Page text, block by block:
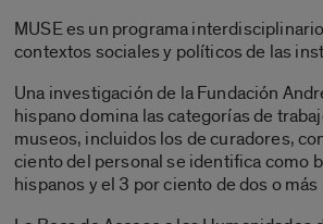
MUSE es un programa
contextos sociales y políticos de las
Una investigación de la Fundación
hispano domina las categorías de
museos, incluidos los de curadores,
ciento del personal se identifica como
hispanos y el 3 por ciento de dos o más